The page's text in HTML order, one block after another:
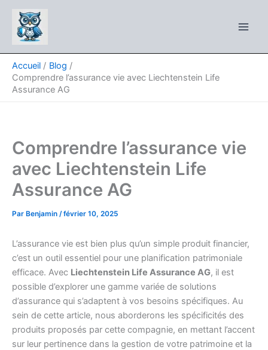
contenu
Accueil
Blog
Comprendre l’assurance vie avec Liechtenstein Life
Assurance AG
Comprendre l’assurance vie
avec Liechtenstein Life
Assurance AG
Par Benjamin /février 10, 2025
L’assurance vie est bien plus qu’un simple produit financier,
c’est un outil essentiel pour une planification patrimoniale
efficace. Avec Liechtenstein Life Assurance AG, il est
possible d’explorer une gamme variée de solutions
d’assurance qui s’adaptent à vos besoins spécifiques. Au
sein de cette article, nous aborderons les spécificités des
produits proposés par cette compagnie, en mettant l’accent
sur leur pertinence dans la gestion de votre patrimoine et la